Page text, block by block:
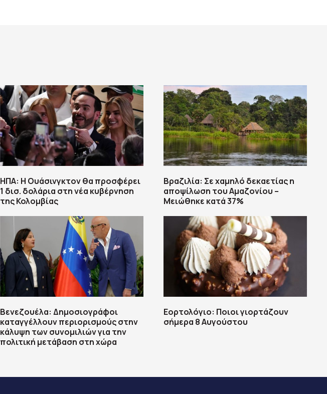
ΗΠΑ: H Ουάσινγκτον θα προσφέρει
1 δισ. δολάρια στη νέα κυβέρνηση
της Κολομβίας
Βενεζουέλα: Δημοσιογράφοι
καταγγέλλουν περιορισμούς στην
κάλυψη των συνομιλιών για την
πολιτική μετάβαση στη χώρα
Βραζιλία: Σε χαμηλό δεκαετίας η
αποψίλωση του Αμαζονίου –
Μειώθηκε κατά 37%
Εορτολόγιο: Ποιοι γιορτάζουν
σήμερα 8 Αυγούστου